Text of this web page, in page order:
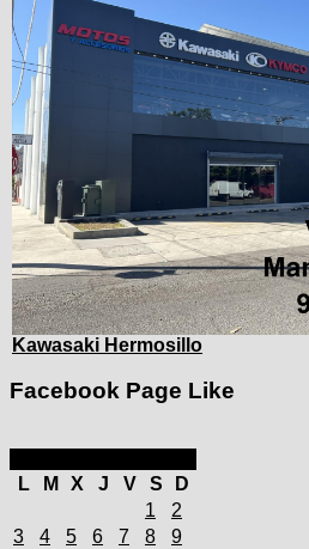
Kawasaki Hermosillo
Facebook Page Like
L
M X J V S
D
1
2
3
4 5 6 7 8
9